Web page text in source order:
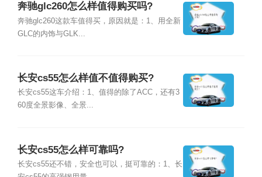
奔驰glc260怎么样值得购买吗?
奔驰glc260这款车值得买，原因就是：1、用全新
GLC的内饰与GLK...
长安cs55怎么样值不值得购买?
长安cs55这车介绍：1、值得的除了ACC，还有3
60度全景影像、全景...
长安cs55怎么样可靠吗?
长安cs55还不错，安全也可以，挺可靠的：1、长